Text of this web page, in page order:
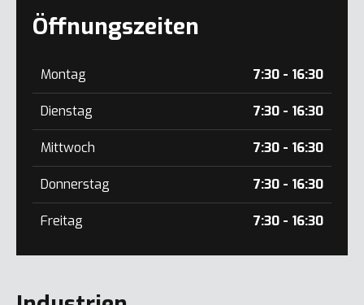
Öffnungszeiten
Montag 7:30 - 16:30
Dienstag 7:30 - 16:30
Mittwoch 7:30 - 16:30
Donnerstag 7:30 - 16:30
Freitag 7:30 - 16:30